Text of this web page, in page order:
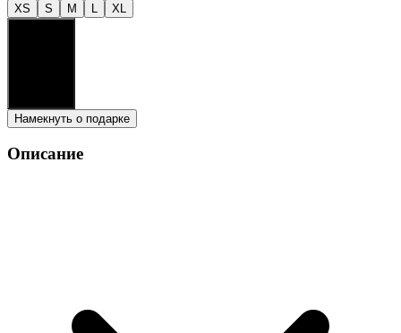
XS S M XL
Намекнуть о подарке
Описание